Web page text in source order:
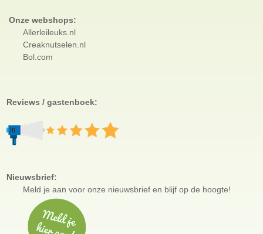
Onze webshops:
Allerleileuks.nl
Creaknutselen.nl
Bol.com
Reviews / gastenboek:
Nieuwsbrief:
Meld je aan vooronze nieuwsbrief en blijf op de hoogte!